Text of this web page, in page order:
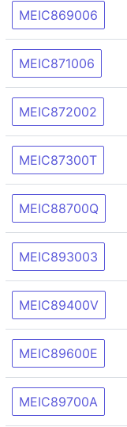
MEIC869006
MEIC871006
MEIC872002
MEIC87300T
MEIC88700Q
MEIC893003
MEIC89400V
MEIC89600E
MEIC89700A